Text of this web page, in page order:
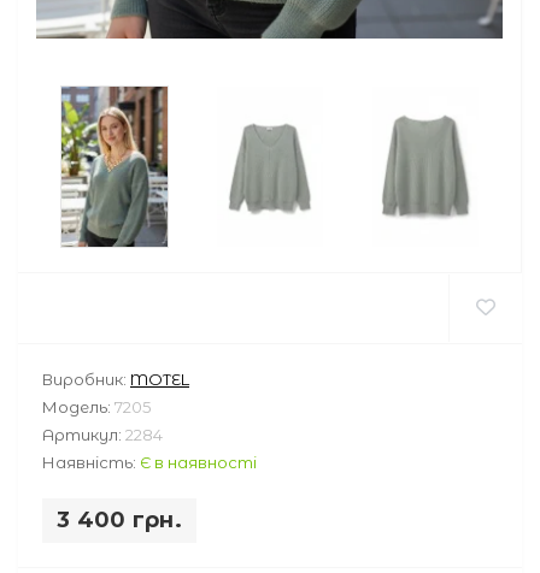
Виробник: MOTEL
Модель: 7205
Артикул: 2284
Наявність: Є в наявності
3 400 грн.